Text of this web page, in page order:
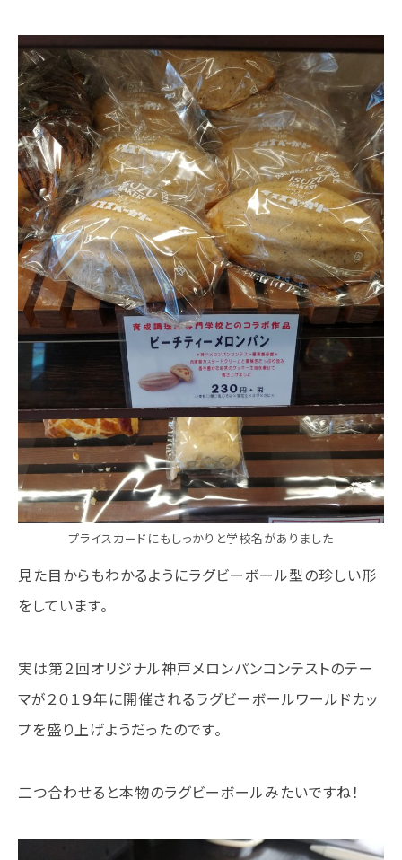
職員採用情報
情報公開
よくあるご質問
お問い合わせ
プライスカードにもしっかりと学校名がありました
見た目からもわかるようにラグビーボール型の珍しい形
をしています。
実は第２回オリジナル神戸メロンパンコンテストのテー
マが２０１９年に開催されるラグビーボールワールドカッ
プを盛り上げようだったのです。
二つ合わせると本物のラグビーボールみたいですね！